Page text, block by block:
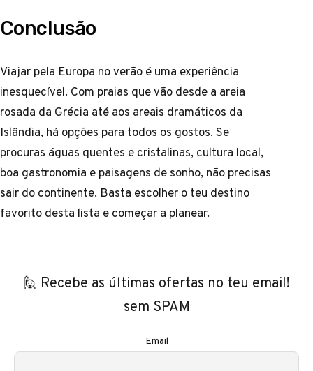
Conclusão
Viajar pela Europa no verão é uma experiência
inesquecível. Com praias que vão desde a areia
rosada da Grécia até aos areais dramáticos da
Islândia, há opções para todos os gostos. Se
procuras águas quentes e cristalinas, cultura local,
boa gastronomia e paisagens de sonho, não precisas
sair do continente. Basta escolher o teu destino
favorito desta lista e começar a planear.
🙋 Recebe as últimas ofertas no teu email!
sem SPAM
Email